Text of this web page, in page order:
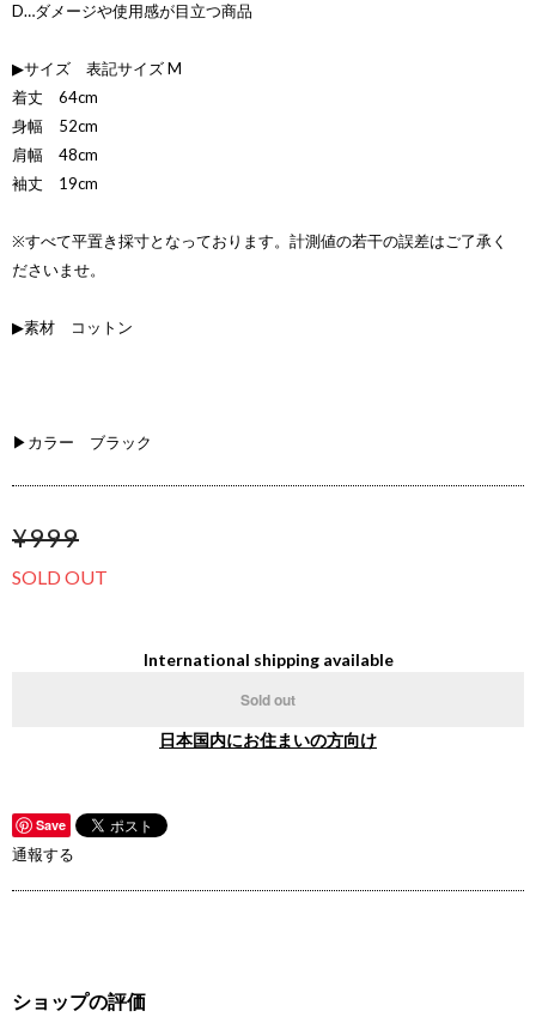
D…ダメージや使用感が目立つ商品
▶サイズ 表記サイズ M
着丈 64cm
身幅 52cm
肩幅 48cm
袖丈 19cm
※すべて平置き採寸となっております。計測値の若干の誤差はご了承く
ださいませ。
▶素材 コットン
▶カラー ブラック
¥999
SOLD OUT
International shipping available
Sold out
日本国内にお住まいの方向け
Save
通報する
ショップの評価